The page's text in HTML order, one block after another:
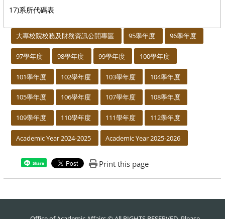
17)系所代碼表
大專校院校務及財務資訊公開專區 95學年度 96學年度
97學年度 98學年度 99學年度 100學年度
101學年度 102學年度 103學年度 104學年度
105學年度 106學年度 107學年度 108學年度
109學年度 110學年度 111學年度 112學年度
Academic Year 2024-2025 Academic Year 2025-2026
Share Print this page